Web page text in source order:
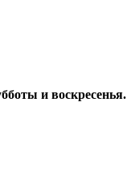
и воскресенья.